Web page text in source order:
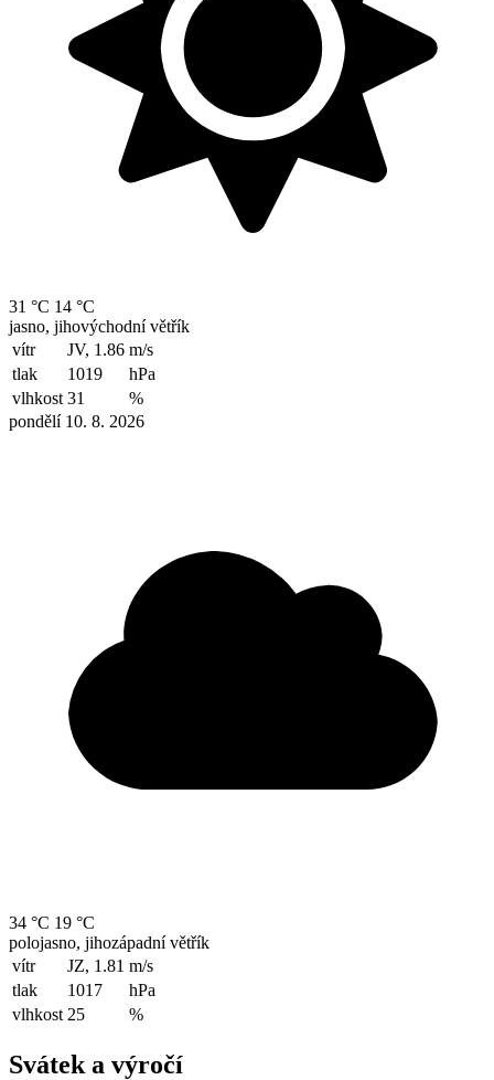
31 °C 14 °C
jasno, jihovýchodní větřík
vítr
JV, 1.86 m/s
tlak
1019
hPa
vlhkost 31
%
pondělí 10. 8. 2026
34 °C 19 °C
polojasno, jihozápadní větřík
vítr
JZ, 1.81 m/s
tlak
1017
hPa
vlhkost 25 %
Svátek a výročí